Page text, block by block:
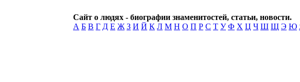
Сайт о людях - биографии знаменитостей, статьи, новости.
А Б В Г Д Е Ж З И Й К Л М Н О П Р С Т У Ф Х Ц Ч Ш Щ Э Ю